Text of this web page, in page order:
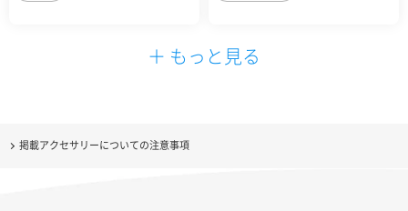
＋ もっと見る
掲載アクセサリーについての注意事項